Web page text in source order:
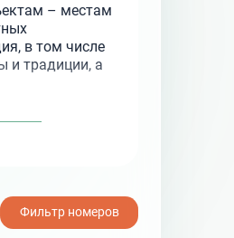
– местам
в том числе
и традиции, а
и и
Фильтр номеров